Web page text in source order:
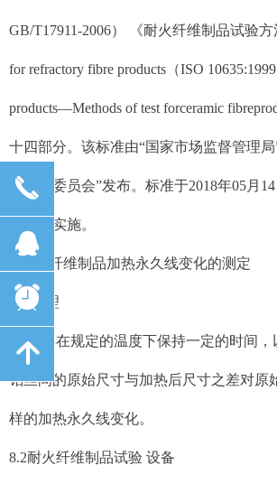
GB/T17911-2006） 《耐火纤维制品试验方
for refractory fibre products（ISO
products—Methods of test forceramic
十四部分。该标准由“国家市场监督管理
化管理委员会”发布。标准于2018年05月
月01日实施。
8 耐火纤维制品加热永久线变化的测定
8.1 原理
将试样在规定的温度下保持一定的时间
铂丝间的原始尺寸与加热后尺寸之差对原
样的加热永久线变化。
8.2耐火纤维制品试验 设备
끅
뀩
뀥
녕